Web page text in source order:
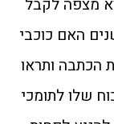
מצפה לקבל
של סגן ראש העיר בשכר ל-5 שנים האם כוכבי
הכתבה ותראו
שלו לתומכי